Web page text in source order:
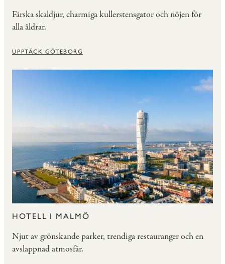
Färska skaldjur, charmiga kullerstensgator och nöjen för
alla åldrar.
UPPTÄCK GÖTEBORG
HOTELL I MALMÖ
Njut av grönskande parker, trendiga restauranger och en
avslappnad atmosfär.